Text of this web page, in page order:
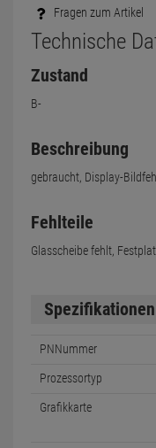
Fragen zum Artikel
Technische
Zustand
B-
Beschreibung
gebraucht, Display-
Fehlteile
Glasscheibe fehlt,
Spezifikationen
PNNummer
Prozessortyp
Grafikkarte